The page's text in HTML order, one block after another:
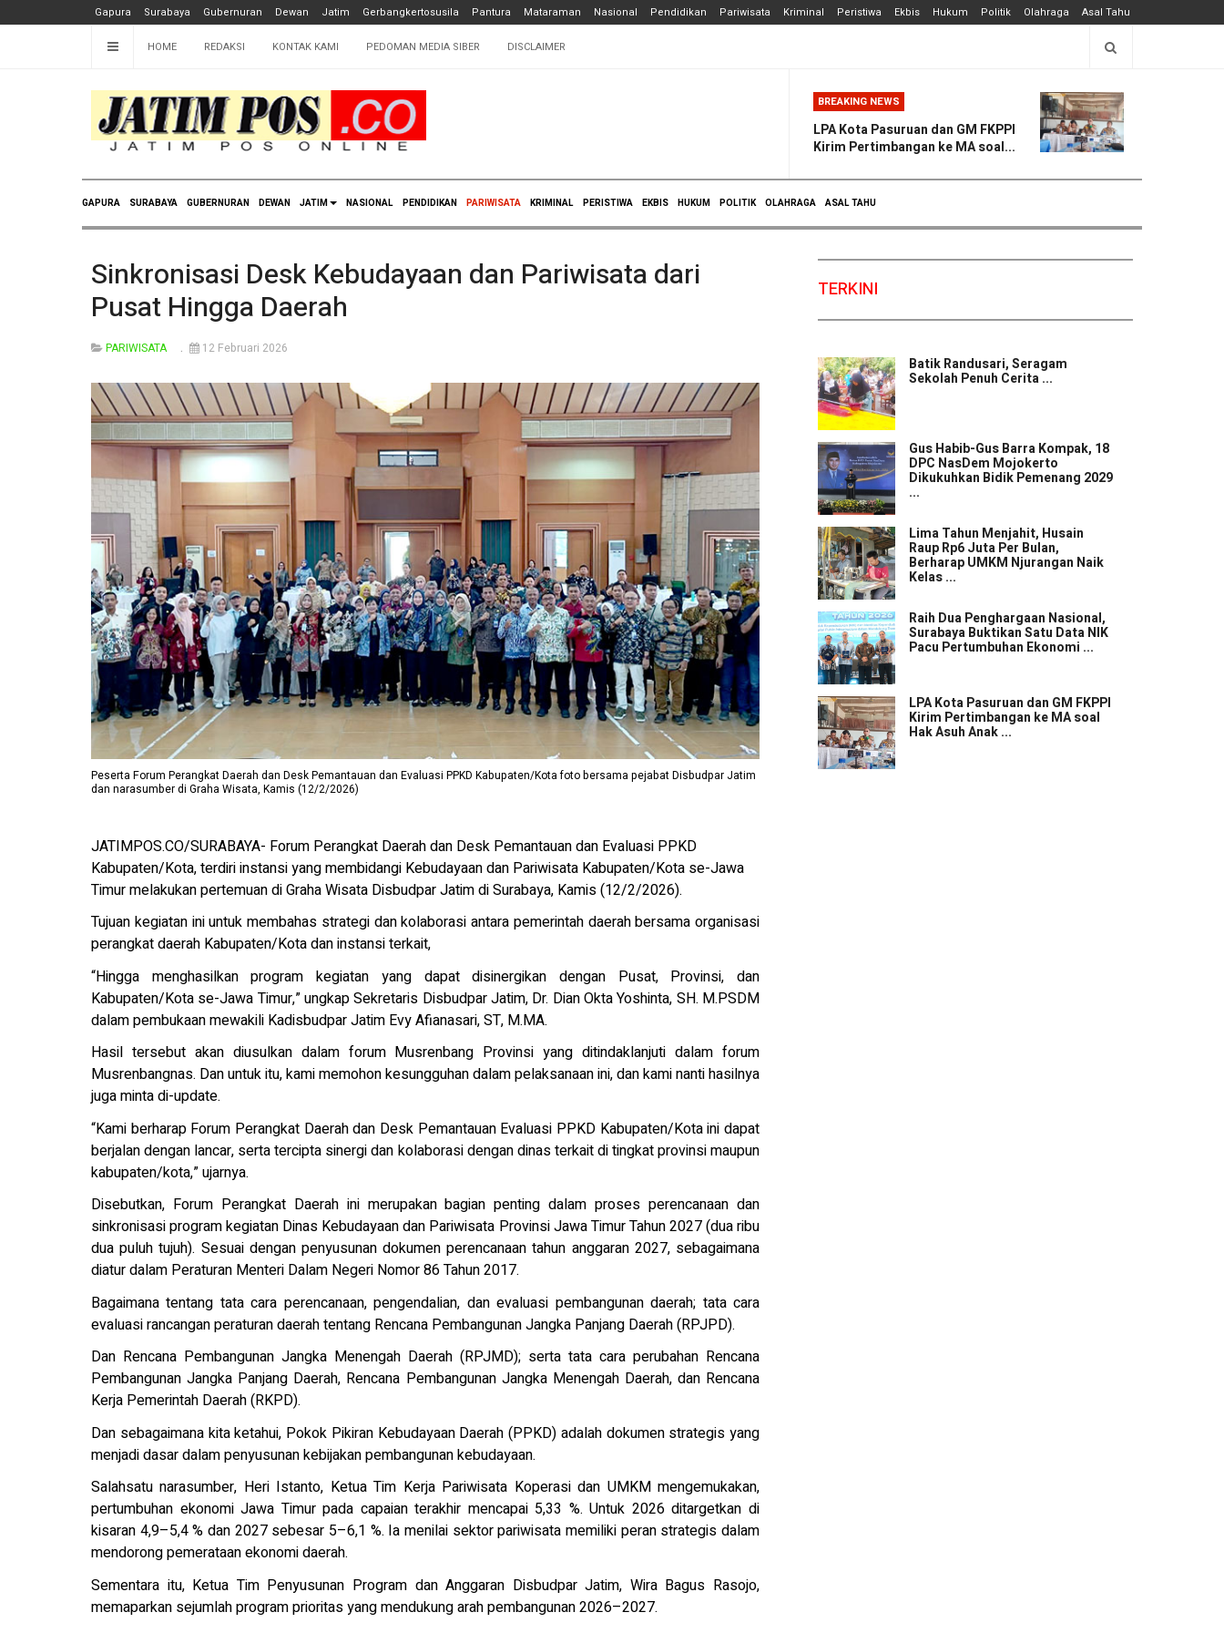
Gapura Surabaya Gubernuran Dewan Jatim Gerbangkertosusila Pantura Mataraman Nasional Pendidikan Pariwisata Kriminal Peristiwa Ekbis Hukum Politik Olahraga Asal Tahu
HOME REDAKSI KONTAK KAMI PEDOMAN MEDIA SIBER DISCLAIMER
BREAKING NEWS
LPA Kota Pasuruan dan GM FKPPI
Kirim Pertimbangan ke MA soal...
GAPURA SURABAYA GUBERNURAN DEWAN JATIM NASIONAL PENDIDIKAN PARIWISATA KRIMINAL PERISTIWA EKBIS HUKUM POLITIK OLAHRAGA ASAL TAHU
Sinkronisasi Desk Kebudayaan dan Pariwisata dari
Pusat Hingga Daerah
PARIWISATA 12 Februari 2026
Peserta Forum Perangkat Daerah dan Desk Pemantauan dan Evaluasi PPKD Kabupaten/Kota foto bersama pejabat Disbudpar Jatim
dan narasumber di Graha Wisata, Kamis (12/2/2026)
JATIMPOS.CO/SURABAYA- Forum Perangkat Daerah dan Desk Pemantauan dan Evaluasi PPKD
Kabupaten/Kota, terdiri instansi yang membidangi Kebudayaan dan Pariwisata Kabupaten/Kota se-Jawa
Timur melakukan pertemuan di Graha Wisata Disbudpar Jatim di Surabaya, Kamis (12/2/2026).
Tujuan kegiatan ini untuk membahas strategi dan kolaborasi antara pemerintah daerah bersama organisasi
perangkat daerah Kabupaten/Kota dan instansi terkait,
“Hingga menghasilkan program kegiatan yang dapat disinergikan dengan Pusat, Provinsi, dan
Kabupaten/Kota se-Jawa Timur,” ungkap Sekretaris Disbudpar Jatim, Dr. Dian Okta Yoshinta, SH. M.PSDM
dalam pembukaan mewakili Kadisbudpar Jatim Evy Afianasari, ST, M.MA.
Hasil tersebut akan diusulkan dalam forum Musrenbang Provinsi yang ditindaklanjuti dalam forum
Musrenbangnas. Dan untuk itu, kami memohon kesungguhan dalam pelaksanaan ini, dan kami nanti hasilnya
juga minta di-update.
“Kami berharap Forum Perangkat Daerah dan Desk Pemantauan Evaluasi PPKD Kabupaten/Kota ini dapat
berjalan dengan lancar, serta tercipta sinergi dan kolaborasi dengan dinas terkait di tingkat provinsi maupun
kabupaten/kota,” ujarnya.
Disebutkan, Forum Perangkat Daerah ini merupakan bagian penting dalam proses perencanaan dan
sinkronisasi program kegiatan Dinas Kebudayaan dan Pariwisata Provinsi Jawa Timur Tahun 2027 (dua ribu
dua puluh tujuh). Sesuai dengan penyusunan dokumen perencanaan tahun anggaran 2027, sebagaimana
diatur dalam Peraturan Menteri Dalam Negeri Nomor 86 Tahun 2017.
Bagaimana tentang tata cara perencanaan, pengendalian, dan evaluasi pembangunan daerah; tata cara
evaluasi rancangan peraturan daerah tentang Rencana Pembangunan Jangka Panjang Daerah (RPJPD).
Dan Rencana Pembangunan Jangka Menengah Daerah (RPJMD); serta tata cara perubahan Rencana
Pembangunan Jangka Panjang Daerah, Rencana Pembangunan Jangka Menengah Daerah, dan Rencana
Kerja Pemerintah Daerah (RKPD).
Dan sebagaimana kita ketahui, Pokok Pikiran Kebudayaan Daerah (PPKD) adalah dokumen strategis yang
menjadi dasar dalam penyusunan kebijakan pembangunan kebudayaan.
Salahsatu narasumber, Heri Istanto, Ketua Tim Kerja Pariwisata Koperasi dan UMKM mengemukakan,
pertumbuhan ekonomi Jawa Timur pada capaian terakhir mencapai 5,33 %. Untuk 2026 ditargetkan di
kisaran 4,9–5,4 % dan 2027 sebesar 5–6,1 %. Ia menilai sektor pariwisata memiliki peran strategis dalam
mendorong pemerataan ekonomi daerah.
Sementara itu, Ketua Tim Penyusunan Program dan Anggaran Disbudpar Jatim, Wira Bagus Rasojo,
memaparkan sejumlah program prioritas yang mendukung arah pembangunan 2026–2027.
TERKINI
Batik Randusari, Seragam
Sekolah Penuh Cerita ...
Gus Habib-Gus Barra Kompak, 18
DPC NasDem Mojokerto
Dikukuhkan Bidik Pemenang 2029
...
Lima Tahun Menjahit, Husain
Raup Rp6 Juta Per Bulan,
Berharap UMKM Njurangan Naik
Kelas ...
Raih Dua Penghargaan Nasional,
Surabaya Buktikan Satu Data NIK
Pacu Pertumbuhan Ekonomi ...
LPA Kota Pasuruan dan GM FKPPI
Kirim Pertimbangan ke MA soal
Hak Asuh Anak ...